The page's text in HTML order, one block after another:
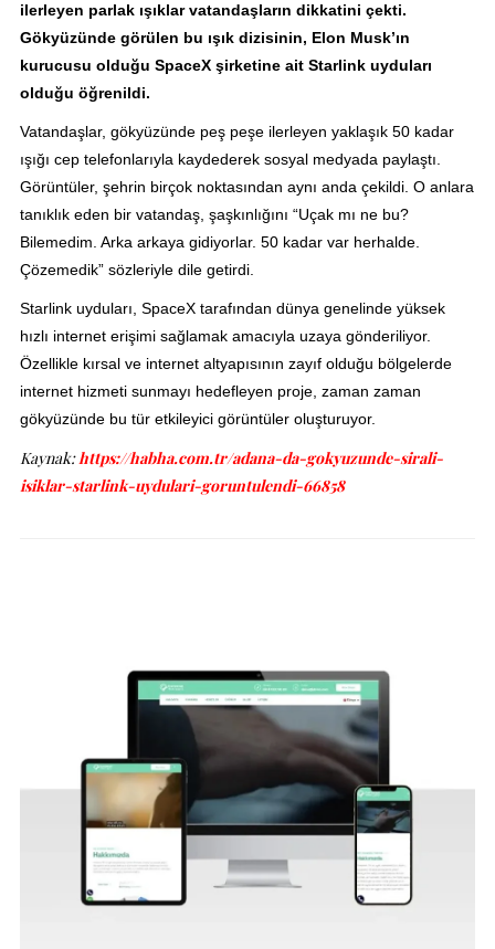
ilerleyen parlak ışıklar vatandaşların dikkatini çekti.
Gökyüzünde görülen bu ışık dizisinin, Elon Musk’ın
kurucusu olduğu SpaceX şirketine ait Starlink uyduları
olduğu öğrenildi.
Vatandaşlar, gökyüzünde peş peşe ilerleyen yaklaşık 50 kadar
ışığı cep telefonlarıyla kaydederek sosyal medyada paylaştı.
Görüntüler, şehrin birçok noktasından aynı anda çekildi. O anlara
tanıklık eden bir vatandaş, şaşkınlığını “Uçak mı ne bu?
Bilemedim. Arka arkaya gidiyorlar. 50 kadar var herhalde.
Çözemedik” sözleriyle dile getirdi.
Starlink uyduları, SpaceX tarafından dünya genelinde yüksek
hızlı internet erişimi sağlamak amacıyla uzaya gönderiliyor.
Özellikle kırsal ve internet altyapısının zayıf olduğu bölgelerde
internet hizmeti sunmayı hedefleyen proje, zaman zaman
gökyüzünde bu tür etkileyici görüntüler oluşturuyor.
Kaynak:https://habha.com.tr/adana-da-gokyuzunde-sirali-
isiklar-starlink-uydulari-goruntulendi-66858